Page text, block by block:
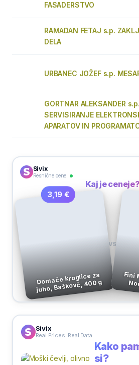
FASADERSTVO
RAMADAN FETAJ s.p.
DELA
URBANEC JOŽEF s.p.
GORTNAR ALEKSANDER
SERVISIRANJE
APARATOV IN
Sivix
Resnične cene
Kaj je ceneje?
3,19 €
Domače kroglice za
juho, Baškovč, 400 g
VS
Fini
Sivix
Real Prices. Real Data
Kako
si?